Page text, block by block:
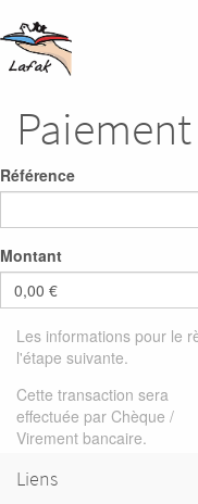
Paiement
Référence
Montant
0,00 €
Les informations pour le
l'étape suivante.
Cette transaction sera
effectuée par Chèque /
Virement bancaire.
Liens